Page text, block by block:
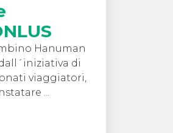
Hanuman
di
viaggiatori,
...